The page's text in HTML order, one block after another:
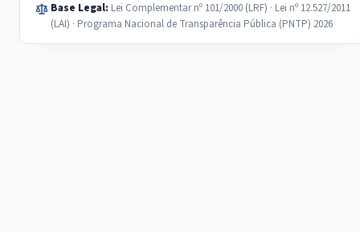
Base Legal: Lei Complementar nº 101/2000 (LRF) · Lei nº 12.527/2011
(LAI) · Programa Nacional de Transparência Pública (PNTP) 2026